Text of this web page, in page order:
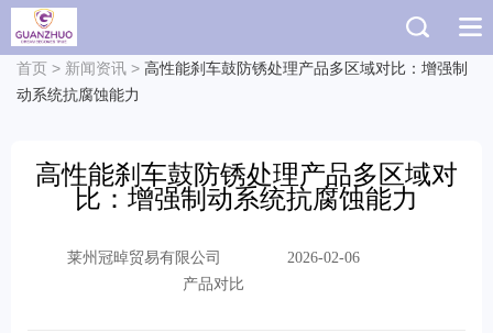
首页 > 新闻资讯 > 高性能刹车鼓防锈处理产品多区域对比：增强制
动系统抗腐蚀能力
高性能刹车鼓防锈处理产品多区域对
比：增强制动系统抗腐蚀能力
莱州冠晫贸易有限公司
2026-02-06
产品对比